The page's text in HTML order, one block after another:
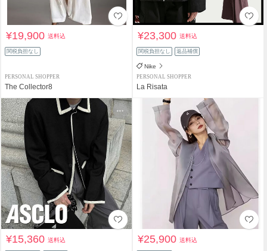
¥19,900送料込
関税負担なし
PERSONAL SHOPPER
The Collector8
¥23,300送料込
関税負担なし 返品補償
Nike
PERSONAL SHOPPER
La Risata
¥15,360送料込 ¥25,900送料込